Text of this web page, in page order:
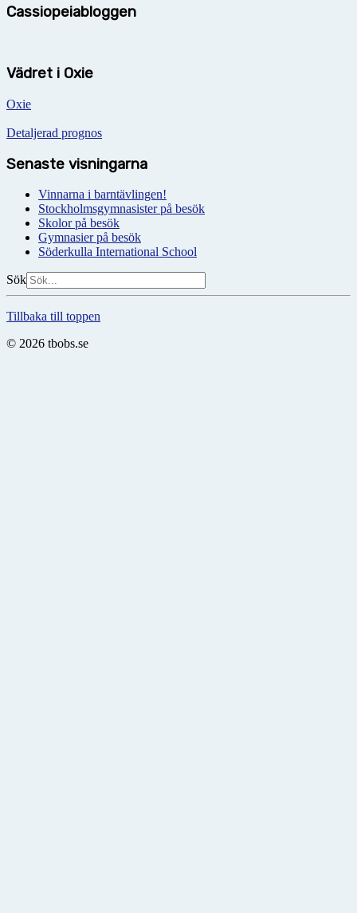
Cassiopeiabloggen
Vädret i Oxie
Oxie
Detaljerad prognos
Senaste visningarna
Vinnarna i barntävlingen!
Stockholmsgymnasister på besök
Skolor på besök
Gymnasier på besök
Söderkulla International School
Sök
Tillbaka till toppen
© 2026 tbobs.se